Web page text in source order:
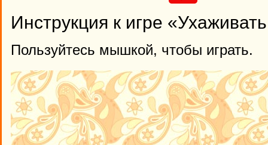
Инструкция к игре
Пользуйтесь мышкой, чтобы играть.